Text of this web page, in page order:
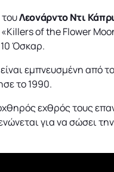
Λεονάρντο Ντι
of the Flower
Όσκαρ.
εμπνευσμένη από
το 1990.
εχθρός τους
για να σώσει